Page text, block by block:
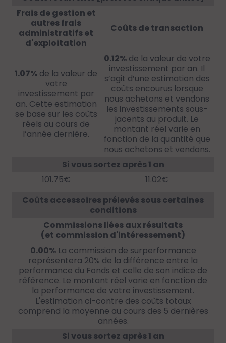
Frais de gestion et
autres frais
administratifs et
d'exploitation
Coûts de transaction
1.07% de la valeur de
votre
investissement par
an. Cette estimation
se base sur les coûts
réels au cours de
l’année dernière.
0.12%de la valeur de votre
investissement par an. Il
s’agit d’une estimation des
coûts encourus lorsque
nous achetons et vendons
les investissements sous-
jacents au produit. Le
montant réel varie en
fonction de la quantité que
nous achetons et vendons.
Si vous sortez après 1 an
101.75€
11.02€
Coûts accessoires prélevés sous certaines
conditions
Commissions liées aux résultats
(et commission d'intéressement)
0.00%La commission de surperformance
représentera 20% de la différence entre la
performance du Fonds et celle de son indice de
référence. Le montant réel varie en fonction de
la performance de votre investissement.
L'estimation ci-contre des coûts totaux
comprend la moyenne au cours des 5 dernières
années.
Si vous sortez après 1 an